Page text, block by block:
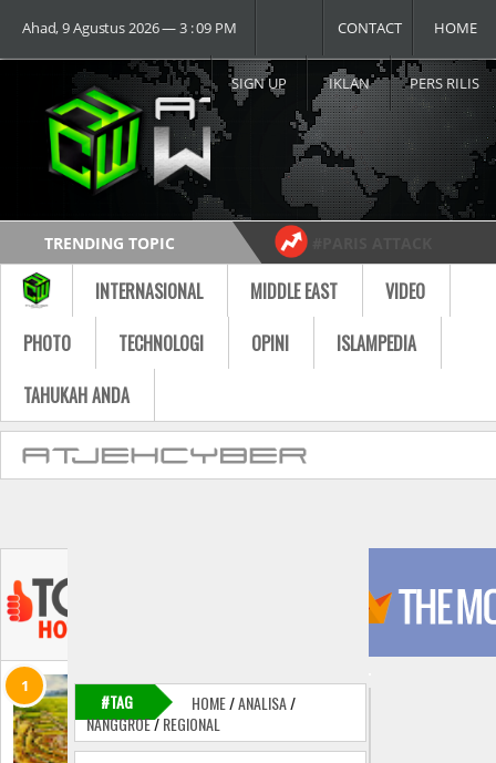
Ahad, 9 Agustus 2026 ― 3 : 09 PM HOME
CONTACT
PERS RILIS
IKLAN
SIGN UP
TRENDING TOPIC
#USA vs RUSSIA #MOST VIDEO
Follow
INTERNASIONAL MIDDLE EAST
VIDEO
PHOTO
TECHNOLOGI OPINI
ISLAMPEDIA
TAHUKAH ANDA
#TAG HOME/ANALISA/
NANGGROE/REGIONAL